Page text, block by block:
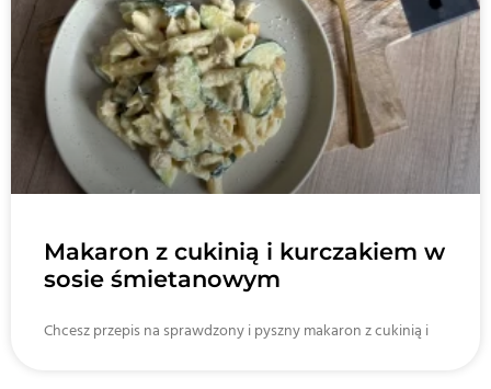
Makaron z cukinią i kurczakiem w
sosie śmietanowym
Chcesz przepis na sprawdzony i pyszny makaron z cukinią i